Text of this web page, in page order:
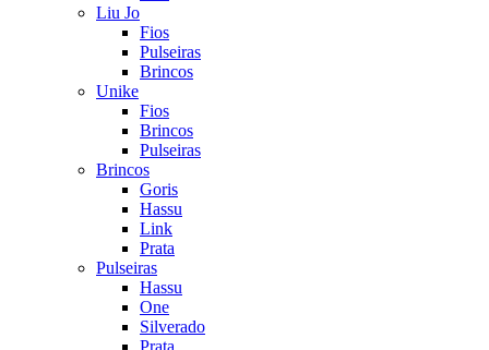
Liu Jo
Fios
Pulseiras
Brincos
Unike
Fios
Brincos
Pulseiras
Brincos
Goris
Hassu
Link
Prata
Pulseiras
Hassu
One
Silverado
Prata